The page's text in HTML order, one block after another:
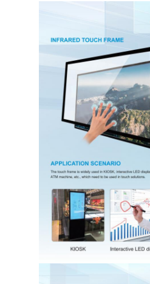
วิดีโอ
แสดง VR
เกี่ยวกับเรา